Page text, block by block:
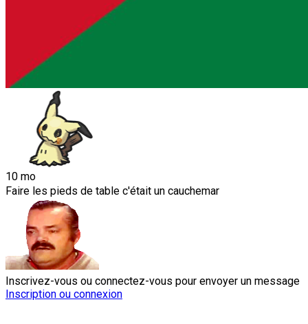
10 mo
Faire les pieds de table c'était un cauchemar
Inscrivez-vous ou connectez-vous pour envoyer un message
Inscription ou connexion